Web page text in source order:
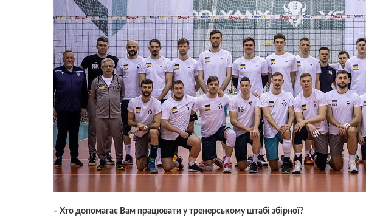
– Хто допомагає Вам працювати у тренерському штабі збірної?